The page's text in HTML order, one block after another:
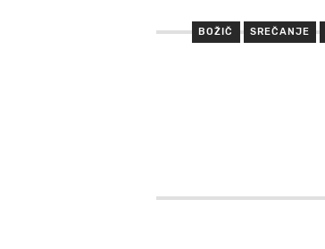
BOŽIČ SREČANJE